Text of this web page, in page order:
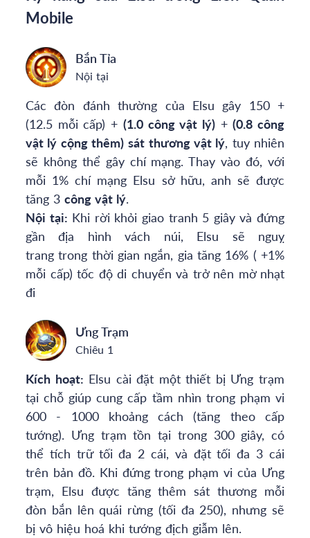
Mobile
Bắn Tỉa
Nội tại
Các đòn đánh thường của Elsu gây 150 +
(12.5 mỗi cấp) + (1.0 công vật lý)+(0.8 công
vật lý cộng thêm) sát thương vật lý, tuy nhiên
sẽ không thể gây chí mạng. Thay vào đó, với
mỗi 1% chí mạng Elsu sở hữu, anh sẽ được
tăng 3 công vật lý.
Nội tại: Khi rời khỏi giao tranh 5 giây và đứng
gần địa hình vách núi, Elsu sẽ nguỵ
trang trong thời gian ngắn, gia tăng 16% ( +1%
mỗi cấp) tốc độ di chuyển và trở nên mờ nhạt
đi
Ưng Trạm
Chiêu 1
Kích hoạt: Elsu cài đặt một thiết bị Ưng trạm
tại chỗ giúp cung cấp tầm nhìn trong phạm vi
600 - 1000 khoảng cách (tăng theo cấp
tướng). Ưng trạm tồn tại trong 300 giây, có
thể tích trữ tối đa 2 cái, và đặt tối đa 3 cái
trên bản đồ. Khi đứng trong phạm vi của Ưng
trạm, Elsu được tăng thêm sát thương mỗi
đòn bắn lên quái rừng (tối đa 250), nhưng sẽ
bị vô hiệu hoá khi tướng địch giẫm lên.